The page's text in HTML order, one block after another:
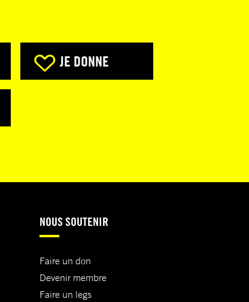
JE DONNE
NOUS SOUTENIR
Faire un don
Devenir membre
Faire un legs